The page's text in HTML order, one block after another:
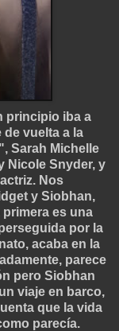
principio iba a
de vuelta a la
Sarah Michelle
Nicole Snyder, y
Nos
y Siobhan,
es una
por la
acaba en la
parece
pero Siobhan
viaje en barco,
que la vida
parecía.